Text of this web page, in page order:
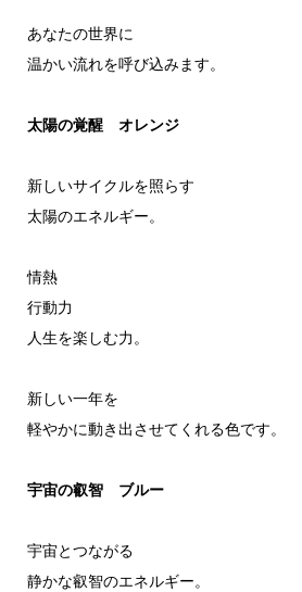
あなたの世界に
温かい流れを呼び込みます。
太陽の覚醒 オレンジ
新しいサイクルを照らす
太陽のエネルギー。
情熱
行動力
人生を楽しむ力。
新しい一年を
軽やかに動き出させてくれる色です。
宇宙の叡智 ブルー
宇宙とつながる
静かな叡智のエネルギー。